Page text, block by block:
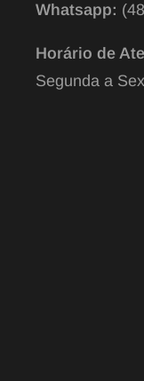
Whatsapp:
Horário de
Segunda a